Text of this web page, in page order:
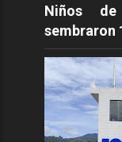
Niños
sembraron